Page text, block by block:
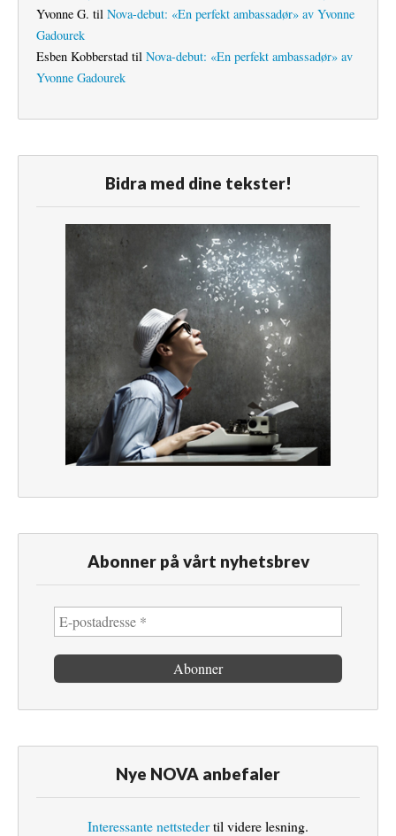
Yvonne G. til Nova-debut: «En perfekt ambassadør» av Yvonne
Gadourek
Esben Kobberstad til Nova-debut: «En perfekt ambassadør» av
Yvonne Gadourek
Bidra med dine tekster!
Abonner på vårt nyhetsbrev
Nye NOVA anbefaler
Interessante nettstedertil videre lesning.